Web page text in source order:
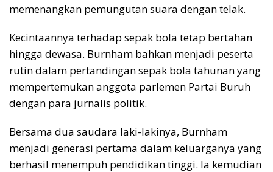
memenangkan pemungutan suara dengan telak.
Kecintaannya terhadap sepak bola tetap bertahan
hingga dewasa. Burnham bahkan menjadi peserta
rutin dalam pertandingan sepak bola tahunan yang
mempertemukan anggota parlemen Partai Buruh
dengan para jurnalis politik.
Bersama dua saudara laki-lakinya, Burnham
menjadi generasi pertama dalam keluarganya yang
berhasil menempuh pendidikan tinggi. Ia kemudian